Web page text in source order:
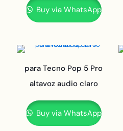
Buy via WhatsApp
para Tecno Pop 5 Pro
altavoz audio claro
Buy via WhatsApp